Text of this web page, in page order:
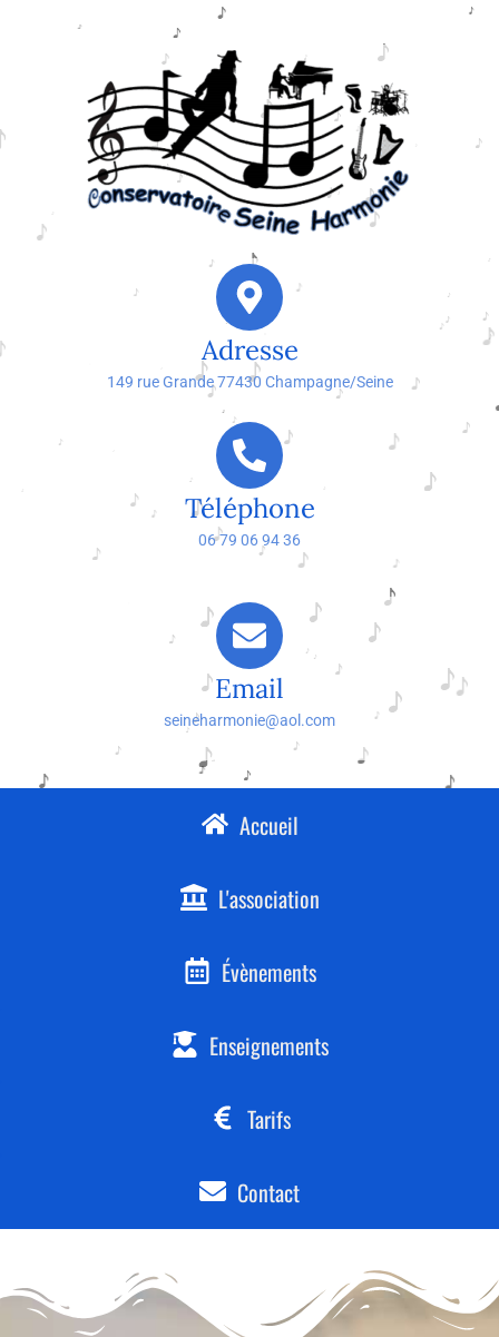
Adresse
149 rue Grande 77430 Champagne/Seine
Téléphone
06 79 06 94 36
Email
seineharmonie@aol.com
Accueil
L'association
Évènements
Enseignements
Tarifs
Contact